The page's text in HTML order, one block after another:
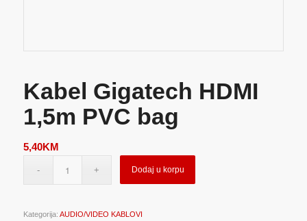
Kabel Gigatech HDMI
1,5m PVC bag
5,40KM
Dodaj u korpu
Kategorija: AUDIO/VIDEO KABLOVI